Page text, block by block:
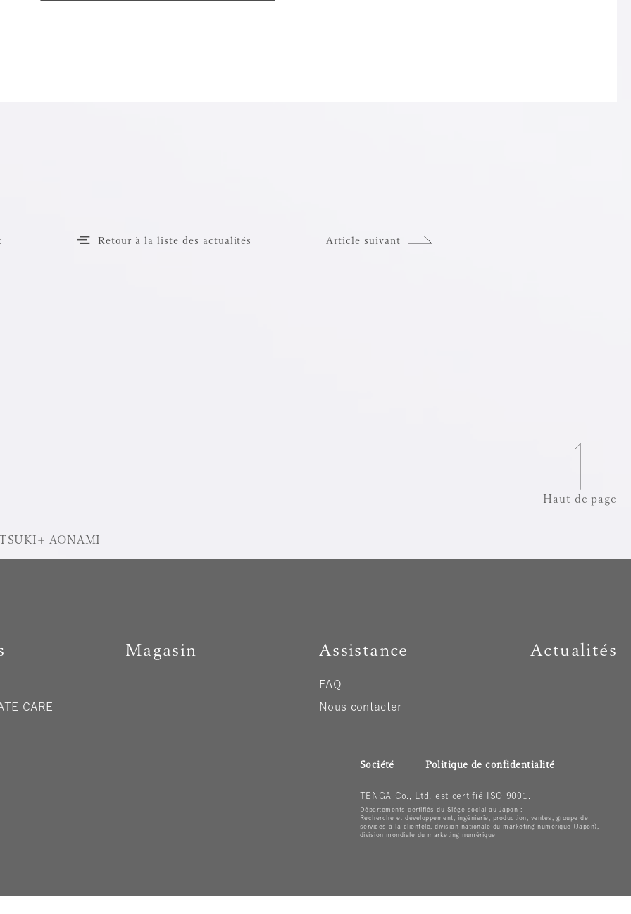
Retour à la liste des actualités Article suivant
Haut de page
AONAMI
CARE
Magasin Assistance
FAQ
Nous contacter
Actualités
Société Politique de confidentialité
TENGA Co., Ltd. est certifié ISO 9001.
Départements certifiés du Siège social au Japon :
Recherche et développement, ingénierie, production, ventes, groupe de
services à la clientèle, division nationale du marketing numérique (Japon),
division mondiale du marketing numérique